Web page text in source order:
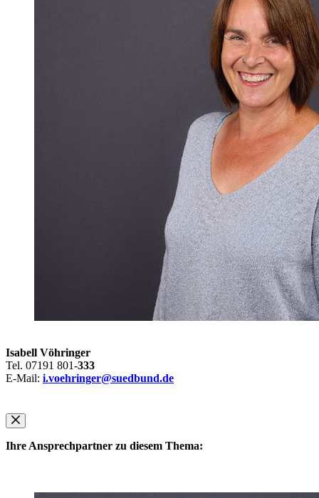
Isabell Vöhringer
Tel. 07191 801-333
E-Mail: i.voehringer@suedbund.de
Ihre Ansprechpartner zu diesem Thema: